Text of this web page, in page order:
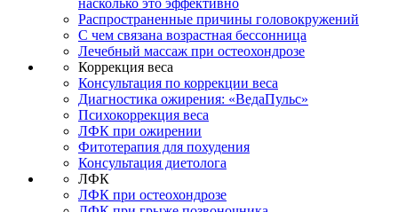
Распространенные причины головокружений
С чем связана возрастная бессонница
Лечебный массаж при остеохондрозе
Коррекция веса
Консультация по коррекции веса
Диагностика ожирения: «ВедаПульс»
Психокоррекция веса
ЛФК при ожирении
Фитотерапия для похудения
Консультация диетолога
ЛФК
ЛФК при остеохондрозе